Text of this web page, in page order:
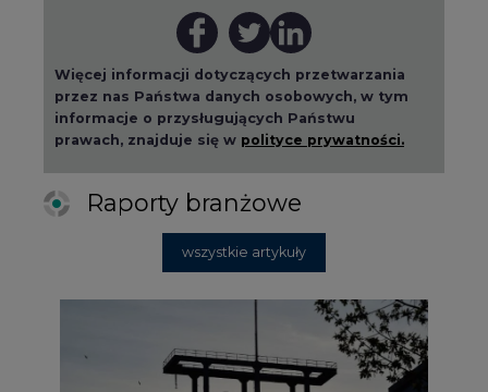
Więcej informacji dotyczących przetwarzania
przez nas Państwa danych osobowych, w tym
informacje o przysługujących Państwu
prawach, znajduje się w polityce prywatności.
Raporty branżowe
wszystkie artykuły